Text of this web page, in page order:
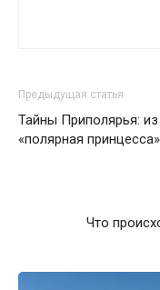
Предыдущая статья
Тайны Приполярья:
«полярная принцесса»
Что